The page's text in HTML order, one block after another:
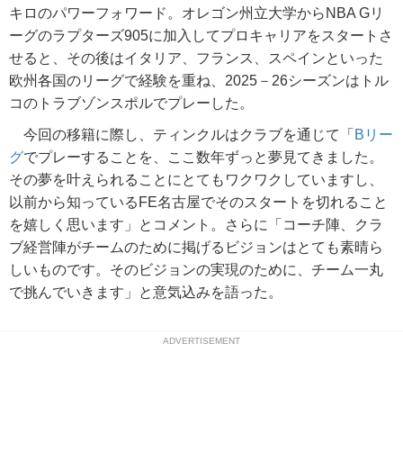
キロのパワーフォワード。オレゴン州立大学からNBA Gリ
ーグのラプターズ905に加入してプロキャリアをスタートさ
せると、その後はイタリア、フランス、スペインといった
欧州各国のリーグで経験を重ね、2025－26シーズンはトル
コのトラブゾンスポルでプレーした。
今回の移籍に際し、ティンクルはクラブを通じて「 Bリー
グでプレーすることを、ここ数年ずっと夢見てきました。
その夢を叶えられることにとてもワクワクしていますし、
以前から知っているFE名古屋でそのスタートを切れること
を嬉しく思います」とコメント。さらに「コーチ陣、クラ
ブ経営陣がチームのために掲げるビジョンはとても素晴ら
しいものです。そのビジョンの実現のために、チーム一丸
で挑んでいきます」と意気込みを語った。
ADVERTISEMENT